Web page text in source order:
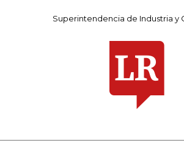
Superintendencia de Industria y